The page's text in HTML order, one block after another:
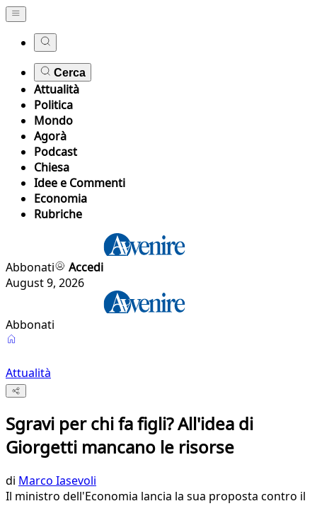
Cerca
Attualità
Politica
Mondo
Agorà
Podcast
Chiesa
Idee e Commenti
Economia
Rubriche
Abbonati
Accedi
August 9, 2026
Abbonati
Attualità
Sgravi per chi fa figli? All'idea di
Giorgetti mancano le risorse
di Marco Iasevoli
Il ministro dell'Economia lancia la sua proposta contro il